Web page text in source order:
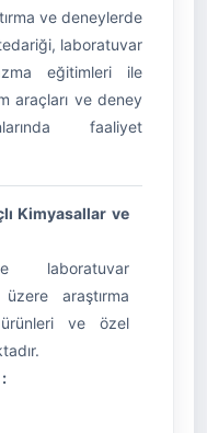
ve deneylerde
laboratuvar
eğitimleri ile
araçları ve deney
faaliyet
Kimyasallar ve
laboratuvar
üzere araştırma
ve özel